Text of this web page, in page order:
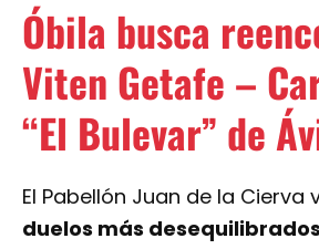
Óbila busca
Viten Getafe –
“El Bulevar” de
El Pabellón Juan de la Cierva
duelos más desequilibrados